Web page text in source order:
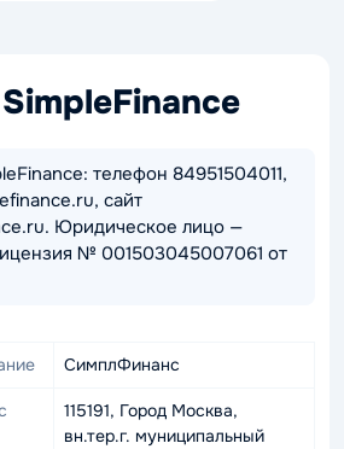
телефон 84951504011,
сайт
Юридическое лицо —
№ 001503045007061 от
СимплФинанс
115191, Город Москва,
вн.тер.г. муниципальный